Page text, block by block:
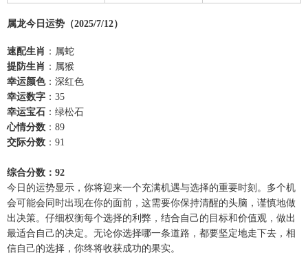
属龙今日运势（2025/7/12）
速配生肖 ：属蛇
提防生肖 ：属猴
幸运颜色：深红色
幸运数字 ：35
幸运宝石 ：绿松石
心情分数 ：89
交际分数 ：91
综合分数：92
今日的运势显示，你将迎来一个充满机遇与选择的重要时刻。多个机
会可能会同时出现在你的面前，这需要你保持清醒的头脑，谨慎地做
出决策。仔细权衡每个选择的利弊，结合自己的目标和价值观，做出
最适合自己的决定。无论你选择哪一条道路，都要坚定地走下去，相
信自己的选择，你终将收获成功的果实。